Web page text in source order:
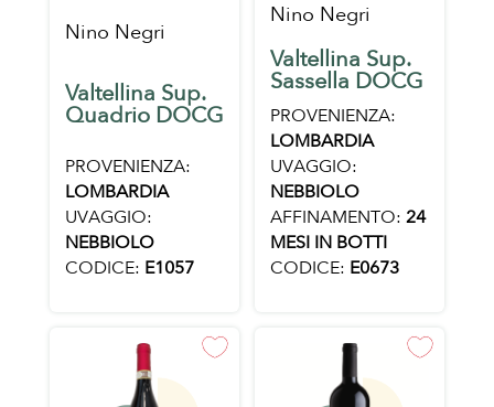
Nino Negri
Valtellina Sup.
Quadrio DOCG
PROVENIENZA:
LOMBARDIA
UVAGGIO:
NEBBIOLO
CODICE: E1057
Nino Negri
Valtellina Sup.
Sassella DOCG
PROVENIENZA:
LOMBARDIA
UVAGGIO:
NEBBIOLO
AFFINAMENTO: 24
MESI IN BOTTI
CODICE: E0673